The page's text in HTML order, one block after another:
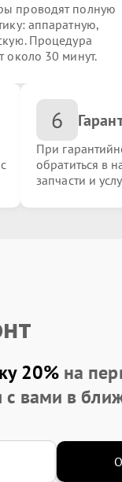
проводят полную
аппаратную,
Процедура
около 30 минут.
6
При
обратиться в
запчасти и
20%на
вами в